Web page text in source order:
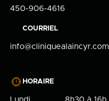
450-906-4616
COURRIEL
info@cliniquealaincyr.com
HORAIRE